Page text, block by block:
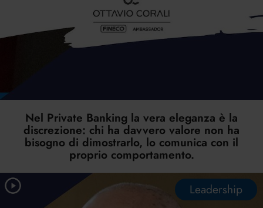
Nel Private Banking la vera eleganza è la
discrezione: chi ha davvero valore non ha
bisogno di dimostrarlo, lo comunica con il
proprio comportamento.
Leadership